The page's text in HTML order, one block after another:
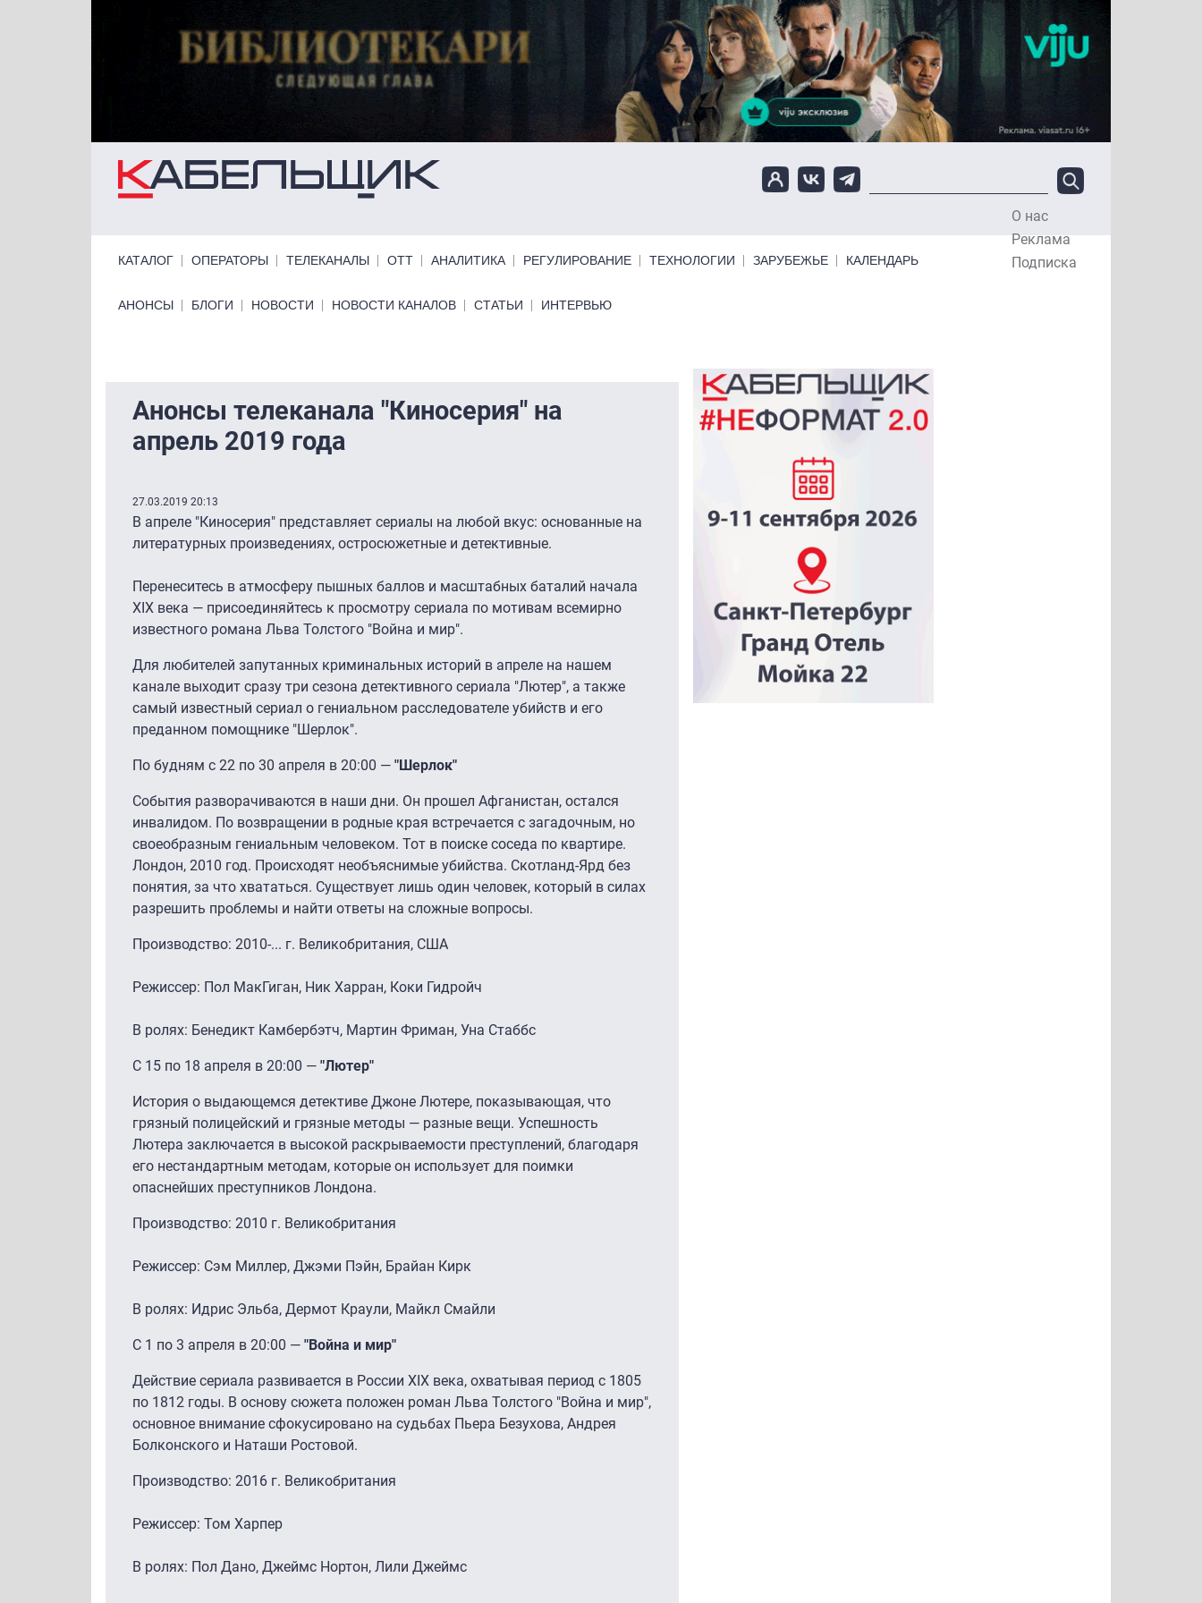
О нас
Реклама
Подписка
КАТАЛОГ ОПЕРАТОРЫ ТЕЛЕКАНАЛЫ ОТТ АНАЛИТИКА РЕГУЛИРОВАНИЕ ТЕХНОЛОГИИ ЗАРУБЕЖЬЕ КАЛЕНДАРЬ
Primary links bottom
АНОНСЫ БЛОГИ НОВОСТИ НОВОСТИ КАНАЛОВ СТАТЬИ ИНТЕРВЬЮ
Анонсы телеканала "Киносерия" на
апрель 2019 года
27.03.2019 20:13
В апреле "Киносерия" представляет сериалы на любой вкус: основанные на
литературных произведениях, остросюжетные и детективные.
Перенеситесь в атмосферу пышных баллов и масштабных баталий начала
XIX века — присоединяйтесь к просмотру сериала по мотивам всемирно
известного романа Льва Толстого "Война и мир".
Для любителей запутанных криминальных историй в апреле на нашем
канале выходит сразу три сезона детективного сериала "Лютер", а также
самый известный сериал о гениальном расследователе убийств и его
преданном помощнике "Шерлок".
По будням с 22 по 30 апреля в 20:00 — "Шерлок"
События разворачиваются в наши дни. Он прошел Афганистан, остался
инвалидом. По возвращении в родные края встречается с загадочным, но
своеобразным гениальным человеком. Тот в поиске соседа по квартире.
Лондон, 2010 год. Происходят необъяснимые убийства. Скотланд-Ярд без
понятия, за что хвататься. Существует лишь один человек, который в силах
разрешить проблемы и найти ответы на сложные вопросы.
Производство: 2010-... г. Великобритания, США
Режиссер: Пол МакГиган, Ник Харран, Коки Гидройч
В ролях: Бенедикт Камбербэтч, Мартин Фриман, Уна Стаббс
С 15 по 18 апреля в 20:00 — "Лютер"
История о выдающемся детективе Джоне Лютере, показывающая, что
грязный полицейский и грязные методы — разные вещи. Успешность
Лютера заключается в высокой раскрываемости преступлений, благодаря
его нестандартным методам, которые он использует для поимки
опаснейших преступников Лондона.
Производство: 2010 г. Великобритания
Режиссер: Сэм Миллер, Джэми Пэйн, Брайан Кирк
В ролях: Идрис Эльба, Дермот Краули, Майкл Смайли
С 1 по 3 апреля в 20:00 — "Война и мир"
Действие сериала развивается в России XIX века, охватывая период с 1805
по 1812 годы. В основу сюжета положен роман Льва Толстого "Война и мир",
основное внимание сфокусировано на судьбах Пьера Безухова, Андрея
Болконского и Наташи Ростовой.
Производство: 2016 г. Великобритания
Режиссер: Том Харпер
В ролях: Пол Дано, Джеймс Нортон, Лили Джеймс